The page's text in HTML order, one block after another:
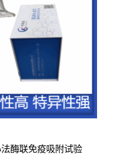
酶联免疫吸附试验